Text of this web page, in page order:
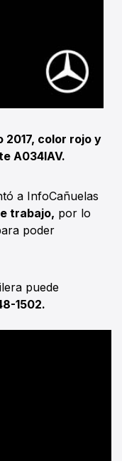
2017, color rojo y
A034IAV.
a InfoCañuelas
trabajo, por lo
poder
puede
1502.